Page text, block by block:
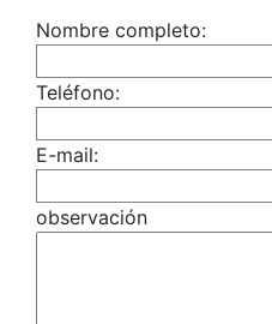
Nombre completo:
Teléfono:
E-mail:
observación